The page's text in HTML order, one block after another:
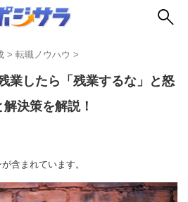
> 転職ノウハウ >
業したら「残業するな」と怒
決策を解説！
含まれています。